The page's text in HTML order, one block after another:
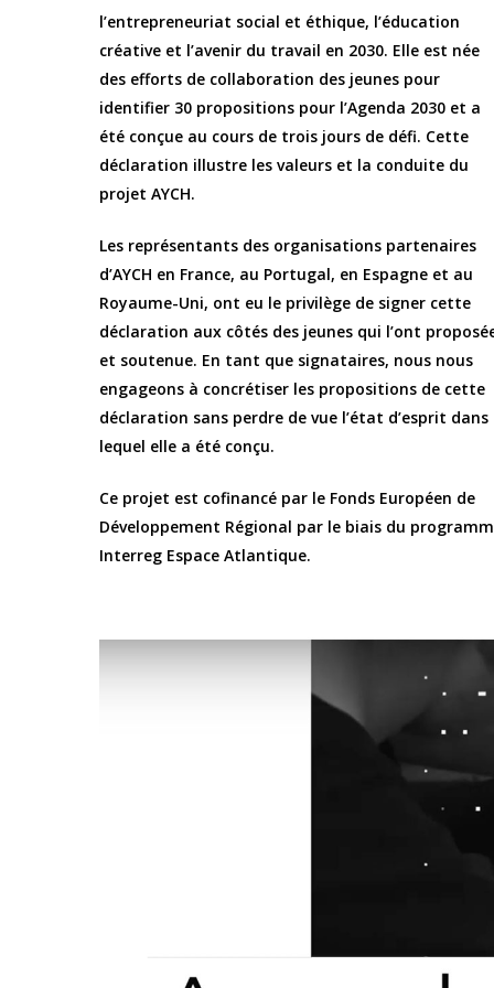
l’entrepreneuriat social et éthique, l’éducation
créative et l’avenir du travail en 2030. Elle est née
des efforts de collaboration des jeunes pour
identifier 30 propositions pour l’Agenda 2030 et a
été conçue au cours de trois jours de défi. Cette
déclaration illustre les valeurs et la conduite du
projet AYCH.
Les représentants des organisations partenaires
d’AYCH en France, au Portugal, en Espagne et au
Royaume-Uni, ont eu le privilège de signer cette
déclaration aux côtés des jeunes qui l’ont
et soutenue. En tant que signataires, nous nous
engageons à concrétiser les propositions de cette
déclaration sans perdre de vue l’état d’esprit dans
lequel elle a été conçu.
Ce projet est cofinancé par le Fonds Européen de
Développement Régional par le biais du
Interreg Espace Atlantique.